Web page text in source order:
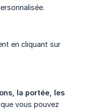
en cliquant sur
la portée, les
vous pouvez